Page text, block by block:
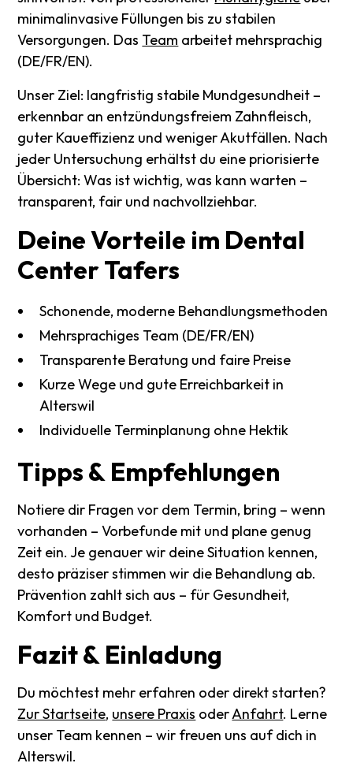
minimalinvasive Füllungen bis zu stabilen
Versorgungen. Das Team arbeitet mehrsprachig
(DE/FR/EN).
Unser Ziel: langfristig stabile Mundgesundheit –
erkennbar an entzündungsfreiem Zahnfleisch,
guter Kaueffizienz und weniger Akutfällen. Nach
jeder Untersuchung erhältst du eine priorisierte
Übersicht: Was ist wichtig, was kann warten –
transparent, fair und nachvollziehbar.
DeineVorteile im Dental
CenterTafers
Schonende, moderne Behandlungsmethoden
Mehrsprachiges Team (DE/FR/EN)
Transparente Beratung und faire Preise
Kurze Wege und gute Erreichbarkeit in
Alterswil
Individuelle Terminplanung ohne Hektik
Tipps & Empfehlungen
Notiere dir Fragen vor dem Termin, bring – wenn
vorhanden – Vorbefunde mit und plane genug
Zeit ein. Je genauer wir deine Situation kennen,
desto präziser stimmen wir die Behandlung ab.
Prävention zahlt sich aus – für Gesundheit,
Komfort und Budget.
Fazit& Einladung
Du möchtest mehr erfahren oder direkt starten?
Zur Startseite, unsere Praxis oderAnfahrt. Lerne
unser Team kennen – wir freuen uns auf dich in
Alterswil.